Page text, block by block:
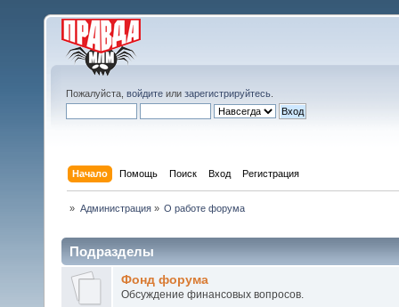
Пожалуйста, войдите или зарегистрируйтесь
Начало Помощь Поиск Вход Регистрация
» Администрация» О работе форума
Подразделы
Фонд форума
Обсуждение финансовых вопросов.